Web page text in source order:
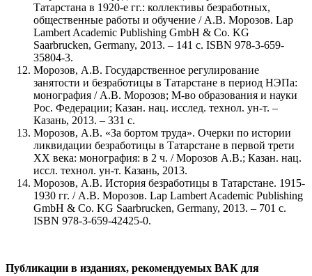
Татарстана в 1920-е гг.: коллективы безработных,
общественные работы и обучение / А.В. Морозов. Lap
Lambert Academic Publishing GmbH & Co. KG
Saarbrucken, Germany, 2013. – 141 c. ISBN 978-3-659-
35804-3.
Морозов, А.В. Государственное регулирование
занятости и безработицы в Татарстане в период НЭПа:
монография / А.В. Морозов; М-во образования и науки
Рос. Федерации; Казан. нац. исслед. технол. ун-т. –
Казань, 2013. – 331 с.
Морозов, А.В. «За бортом труда». Очерки по истории
ликвидации безработицы в Татарстане в первой трети
ХХ века: монография: в 2 ч. / Морозов А.В.; Казан. нац.
иссл. технол. ун-т. Казань, 2013.
Морозов, А.В. История безработицы в Татарстане. 1915-
1930 гг. / А.В. Морозов. Lap Lambert Academic Publishing
GmbH & Co. KG Saarbrucken, Germany, 2013. – 701 с.
ISBN 978-3-659-42425-0.
Публикации в изданиях, рекомендуемых ВАК для